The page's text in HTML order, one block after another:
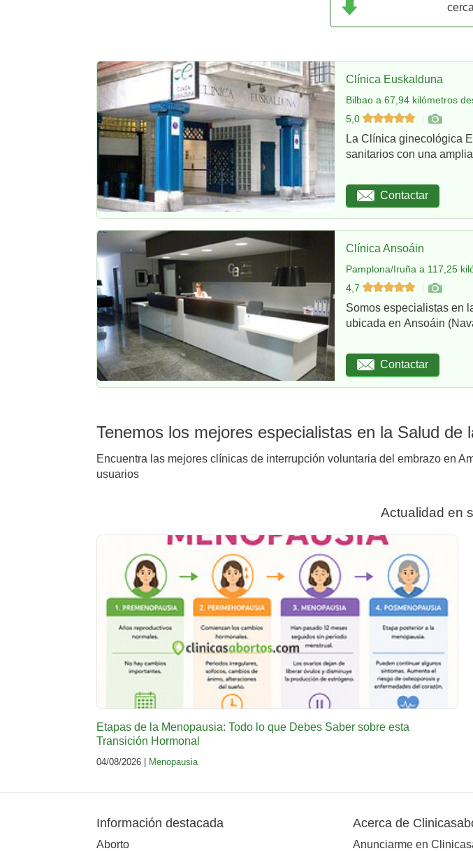
Clínica Euskalduna
Bilbao a 67,94 kilómetros
5,0
La Clínica ginecológica
sanitarios con una
Contactar
Clínica Ansoáin
Pamplona/Iruña a 117,25
4,7
Somos especialistas en
ubicada en Ansoáin
Contactar
Tenemos los mejores especialistas en la Salud de
Encuentra las mejores clínicas de interrupción voluntaria del embrazo en
usuarios
Actualidad en
Etapas de la Menopausia: Todo lo que Debes Saber sobre esta
Transición Hormonal
04/08/2026 | Menopausia
Información destacada
Aborto
Acerca de
Anunciarme en